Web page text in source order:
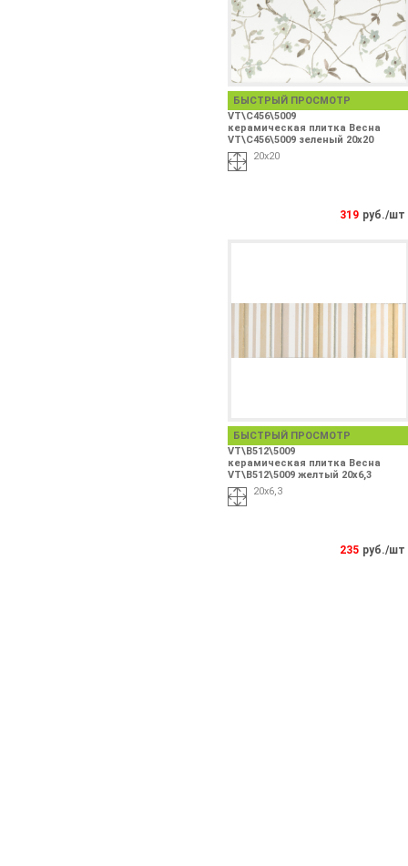
БЫСТРЫЙ ПРОСМОТР
VT\C456\5009
керамическая плитка Весна
VT\C456\5009 зеленый 20х20
20х20
319 руб./шт
БЫСТРЫЙ ПРОСМОТР
VT\B512\5009
керамическая плитка Весна
VT\B512\5009 желтый 20x6,3
20x6,3
235 руб./шт